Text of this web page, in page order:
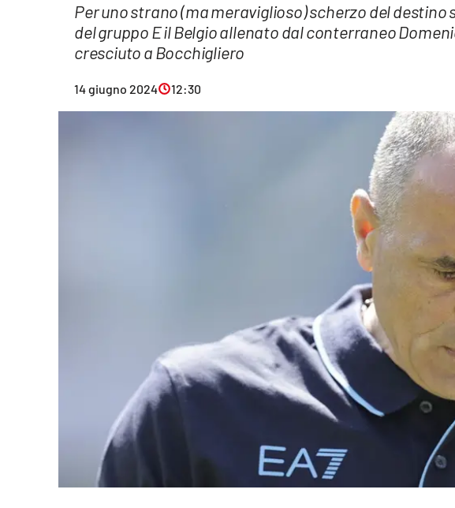
Per uno strano (ma meraviglioso) scherzo del
del gruppo E il Belgio allenato dal conterraneo
cresciuto a Bocchigliero
14 giugno 2024 12:30